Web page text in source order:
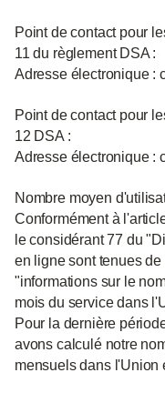
Point de contact pour
11 du règlement DSA :
Adresse électronique :
Point de contact pour
12 DSA :
Adresse électronique :
Nombre moyen
Conformément à
le considérant 77 du
en ligne sont tenues
"informations sur le
mois du service dans
Pour la dernière
avons calculé notre
mensuels dans l'Union